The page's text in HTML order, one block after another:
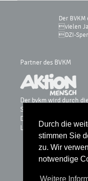
Durch die
stimmen Sie
zu. Wir
notwendige
Weitere
Der
vielen
DZI-
Partner des BVKM
Der bvkm wird durch
Selbsthilfe auf
Dachverband, IKK,
Landwirtschaft,